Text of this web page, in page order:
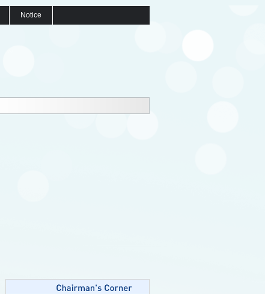
Notice